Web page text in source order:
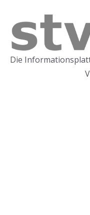
Inhalt
springen
Die